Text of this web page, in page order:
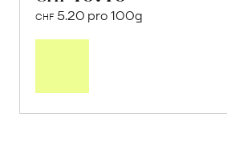
CHF 5.20 pro 100g